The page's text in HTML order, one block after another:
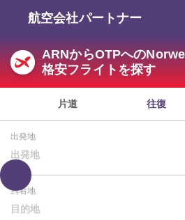
航空会社パートナー
ARNからOTPへの
格安フライトを探す
片道 往復
出発地
出発地
到着地
目的地